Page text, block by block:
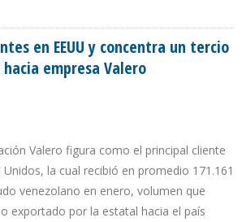
en EEUU y concentra un tercio
hacia empresa Valero
Valero figura como el principal cliente
Unidos, la cual recibió en promedio 171.161
venezolano en enero, volumen que
exportado por la estatal hacia el país